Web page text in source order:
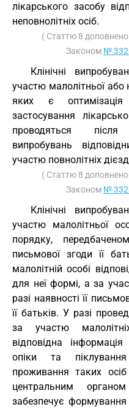
лікарського засобу
неповнолітніх осіб.
( Статтю 8
Законом №
Клінічні
участю малолітньої або
яких є
застосування
проводяться
випробувань
участю повнолітніх
( Статтю 8
Законом №
Клінічні
участю малолітньої
порядку,
письмової згоди її
малолітній особі
для неї формі, а за
разі наявності її
її батьків. У разі
за участю
відповідна
опіки та
проживання таких
центральним
забезпечує формування